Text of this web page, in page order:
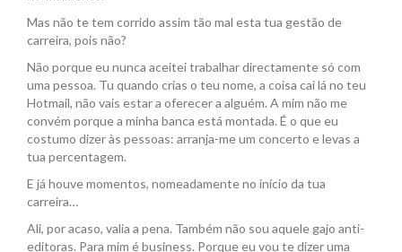
Mas não te tem corrido assim tão mal esta tua gestão de
carreira, pois não?
Não porque eu nunca aceitei trabalhar directamente só com
uma pessoa. Tu quando crias o teu nome, a coisa cai lá no teu
Hotmail, não vais estar a oferecer a alguém. A mim não me
convém porque a minha banca está montada. É o que eu
costumo dizer às pessoas: arranja-me um concerto e levas a
tua percentagem.
E já houve momentos, nomeadamente no início da tua
carreira…
Ali, por acaso, valia a pena. Também não sou aquele gajo anti-
editoras. Para mim é business. Porque eu vou te dizer uma